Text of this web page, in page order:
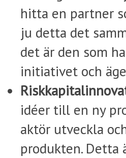
hitta en partner
ju detta det
det är den som
initiativet och
idéer till en ny
aktör utveckla
produkten. Detta